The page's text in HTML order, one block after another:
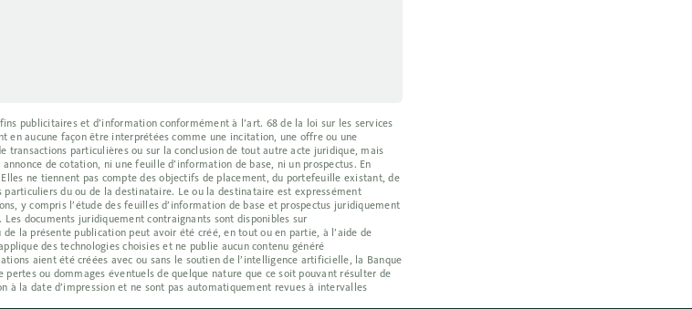
publicitaires et d’information conformément à l’art. 68 de la loi sur les services
en aucune façon être interprétées comme une incitation, une offre ou une
transactions particulières ou sur la conclusion de tout autre acte juridique, mais
de cotation, ni une feuille d’information de base, ni un prospectus. En
ne tiennent pas compte des objectifs de placement, du portefeuille existant, de
du ou de la destinataire. Le ou la destinataire est expressément
y compris l’étude des feuilles d’information de base et prospectus juridiquement
documents juridiquement contraignants sont disponibles sur
la présente publication peut avoir été créé, en tout ou en partie, à l’aide de
des technologies choisies et ne publie aucun contenu généré
aient été créées avec ou sans le soutien de l’intelligence artificielle, la Banque
ou dommages éventuels de quelque nature que ce soit pouvant résulter de
la date d’impression et ne sont pas automatiquement revues à intervalles